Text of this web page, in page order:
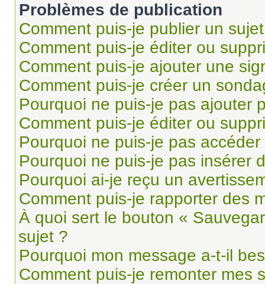
Problèmes de publication
Comment puis-je publier un
Comment puis-je éditer ou
Comment puis-je ajouter une
Comment puis-je créer un
Pourquoi ne puis-je pas ajouter
Comment puis-je éditer ou
Pourquoi ne puis-je pas
Pourquoi ne puis-je pas insérer
Pourquoi ai-je reçu un
Comment puis-je rapporter des
À quoi sert le bouton «
sujet ?
Pourquoi mon message a-t-il
Comment puis-je remonter mes